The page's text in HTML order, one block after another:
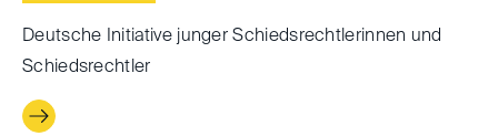
Deutsche Initiative junger Schiedsrechtlerinnen und
Schiedsrechtler